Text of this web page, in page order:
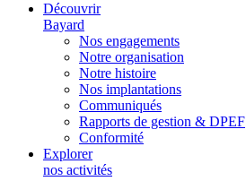
Découvrir
Bayard
Nos engagements
Notre organisation
Notre histoire
Nos implantations
Communiqués
Rapports de gestion & DPEF
Conformité
Explorer
nos activités